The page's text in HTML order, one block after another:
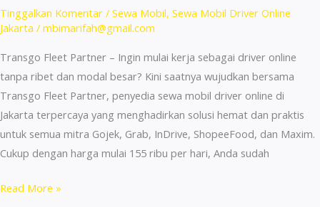
2025
–
Jam
Tinggalkan Komentar / Sewa Mobil, Sewa Mobil Driver Online
Jakarta / mbimarifah@gmail.com
Transgo Fleet Partner – Ingin mulai kerja sebagai driver online
tanpa ribet dan modal besar? Kini saatnya wujudkan bersama
Transgo Fleet Partner, penyedia sewa mobil driver online di
Jakarta terpercaya yang menghadirkan solusi hemat dan praktis
untuk semua mitra Gojek, Grab, InDrive, ShopeeFood, dan Maxim.
Cukup dengan harga mulai 155 ribu per hari, Anda sudah
Sewa
Read More »